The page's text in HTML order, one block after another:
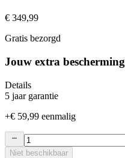
€ 349,99
Gratis bezorgd
Jouw extra bescherming
Details
5 jaar garantie
+€ 59,99 eenmalig
Niet beschikbaar